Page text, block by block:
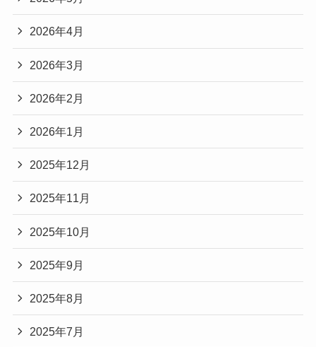
2026年4月
2026年3月
2026年2月
2026年1月
2025年12月
2025年11月
2025年10月
2025年9月
2025年8月
2025年7月